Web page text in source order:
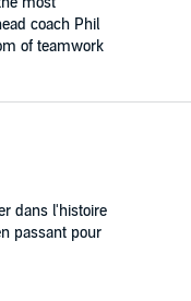
coach Phil
of teamwork
dans l'histoire
passant pour